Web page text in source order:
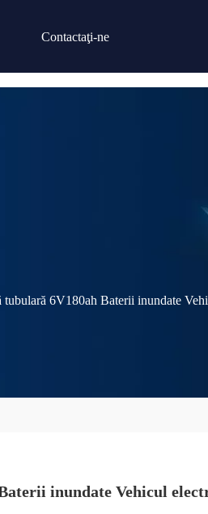
Contactaţi-ne
Baterie 3-DG-200 EV Placă
6V180ah Baterii inundate
inundate Vehicul